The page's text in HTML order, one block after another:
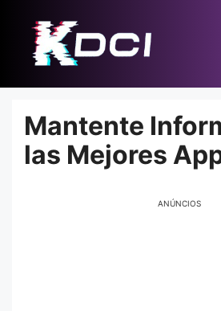
conteúdo
Mantente
las Mejores
ANÚNCIOS